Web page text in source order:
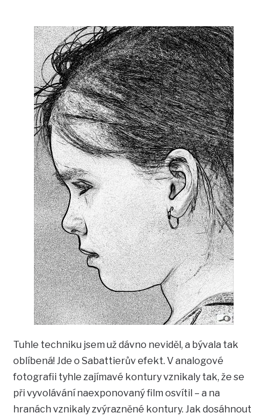
Tuhle techniku jsem už dávno neviděl, a bývala tak
oblíbená! Jde o Sabattierův efekt. V analogové
fotografii tyhle zajímavé kontury vznikaly tak, že se
při vyvolávání naexponovaný film osvítil – a na
hranách vznikaly zvýrazněné kontury. Jak dosáhnout